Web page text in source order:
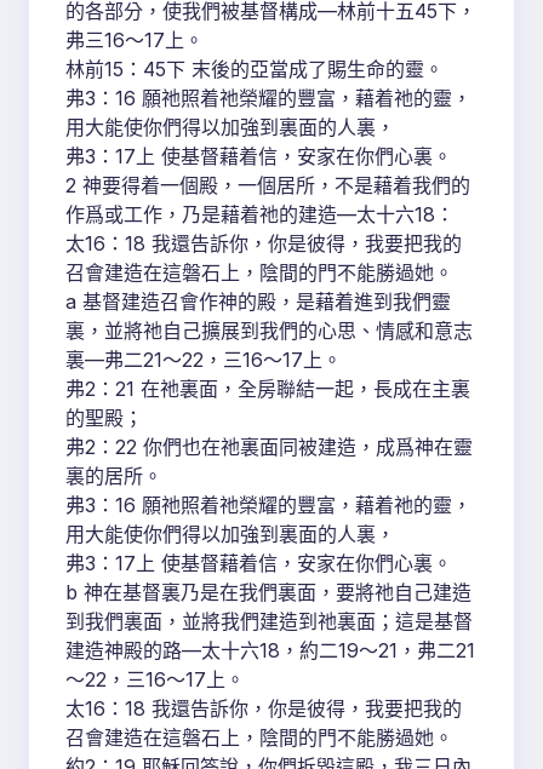
的各部分，使我們被基督構成—林前十五45下，
弗三16～17上。
林前15：45下 末後的亞當成了賜生命的靈。
弗3：16 願祂照着祂榮耀的豐富，藉着祂的靈，
用大能使你們得以加強到裏面的人裏，
弗3：17上 使基督藉着信，安家在你們心裏。
2 神要得着一個殿，一個居所，不是藉着我們的
作爲或工作，乃是藉着祂的建造—太十六18：
太16：18 我還告訴你，你是彼得，我要把我的
召會建造在這磐石上，陰間的門不能勝過她。
a 基督建造召會作神的殿，是藉着進到我們靈
裏，並將祂自己擴展到我們的心思、情感和意志
裏—弗二21～22，三16～17上。
弗2：21 在祂裏面，全房聯結一起，長成在主裏
的聖殿；
弗2：22 你們也在祂裏面同被建造，成爲神在靈
裏的居所。
弗3：16 願祂照着祂榮耀的豐富，藉着祂的靈，
用大能使你們得以加強到裏面的人裏，
弗3：17上 使基督藉着信，安家在你們心裏。
b 神在基督裏乃是在我們裏面，要將祂自己建造
到我們裏面，並將我們建造到祂裏面；這是基督
建造神殿的路—太十六18，約二19～21，弗二21
～22，三16～17上。
太16：18 我還告訴你，你是彼得，我要把我的
召會建造在這磐石上，陰間的門不能勝過她。